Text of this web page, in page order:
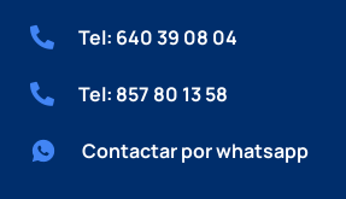
Tel: 640 39 08 04
Tel: 857 80 13 58
Contactar por whatsapp